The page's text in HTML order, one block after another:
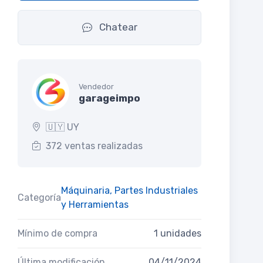
Chatear
Vendedor
garageimpo
🇺🇾 UY
372 ventas realizadas
Categoría
Máquinaria, Partes Industriales
y Herramientas
Mínimo de compra 1 unidades